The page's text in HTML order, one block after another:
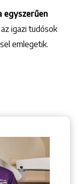
egyszerűen
igazi tudósok
emlegetik.